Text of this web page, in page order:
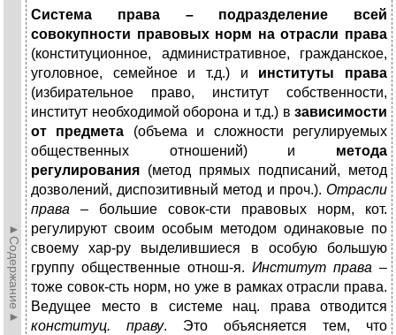
►Содержание►
Система права – подразделение всей
совокупности правовых норм на отрасли права
(конституционное, административное, гражданское,
уголовное, семейное и т.д.) и институты права
(избирательное право, институт собственности,
институт необходимой оборона и т.д.) в зависимости
от предмета (объема и сложности регулируемых
общественных отношений) и метода
регулирования (метод прямых подписаний, метод
дозволений, диспозитивный метод и проч.). Отрасли
права – большие совок-сти правовых норм, кот.
регулируют своим особым методом одинаковые по
своему хар-ру выделившиеся в особую большую
группу общественные отнош-я. Институт права –
тоже совок-сть норм, но уже в рамках отрасли права.
Ведущее место в системе нац. права отводится
конституц. праву. Это объясняется тем, что